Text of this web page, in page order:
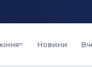
Новини